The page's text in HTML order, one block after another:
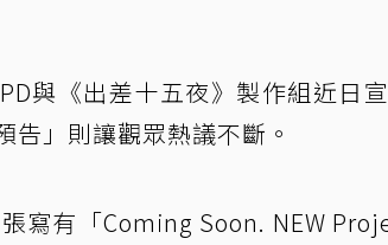
與《出差十五夜》製作組近日
告」則讓觀眾熱議不斷。
寫有「Coming Soon. NEW